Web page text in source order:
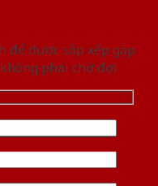
để được sắp xếp gặp
phải chờ đợi.